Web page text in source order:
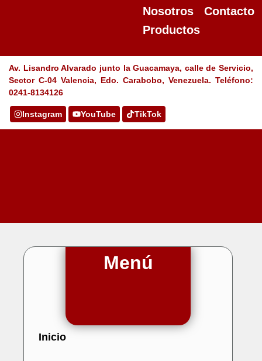
Nosotros
Productos
Contacto
Av. Lisandro Alvarado junto la Guacamaya, calle de Servicio,
Sector C-04 Valencia, Edo. Carabobo, Venezuela. Teléfono:
0241-8134126
Instagram YouTube TikTok
Menú
Inicio